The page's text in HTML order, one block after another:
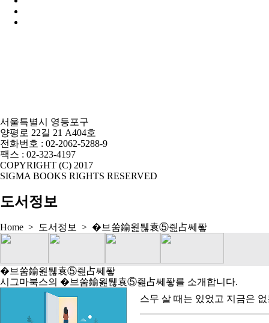
서울특별시 영등포구
양평로 22길 21 A404호
전화번호 : 02-2062-5288-9
팩스 : 02-323-4197
COPYRIGHT (C) 2017
SIGMA BOOKS RIGHTS RESERVED
도서정보
Home > 도서정보 > �브쑴鍮욆퉪袁⑤즲占쎄퐣
�브쑴鍮욆퉪袁⑤즲占쎄퐣
시그마북스의 �브쑴鍮욆퉪袁⑤즲占쎄퐣를 소개합니다.
스무 살 때는 있었고 지금은